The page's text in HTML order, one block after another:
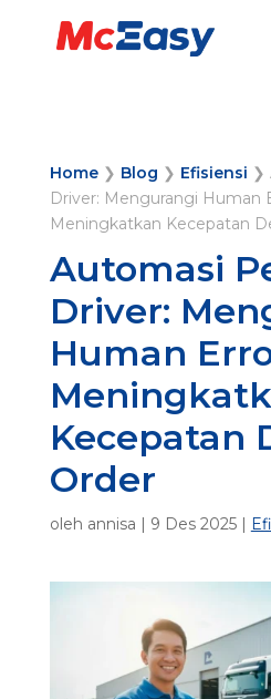
Home❯ Blog ❯ Efisiensi ❯
Driver: Mengurangi Human
Meningkatkan Kecepatan
Automasi
Driver:
Human
Kecepatan
Order
oleh annisa | 9 Des 2025|